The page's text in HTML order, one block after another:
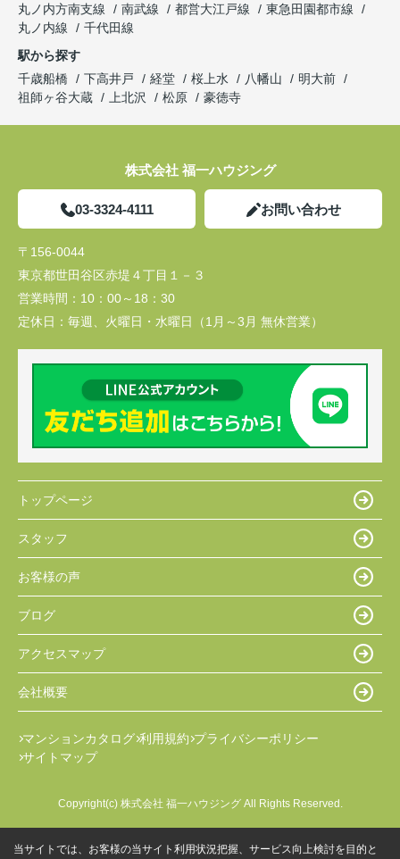
丸ノ内方南支線
南武線 都営大江戸線
東急田園都市線
丸ノ内線
千代田線
駅から探す
千歳船橋
下高井戸 経堂 桜上水 八幡山
明大前
祖師ヶ谷大蔵
上北沢 松原 豪徳寺
株式会社 福一ハウジング
03-3324-4111 お問い合わせ
〒156-0044
東京都世田谷区赤堤４丁目１－３
営業時間： 10：00～18：30
定休日： 毎週、火曜日・水曜日（1月～3月 無休営業）
トップページ
スタッフ
お客様の声
ブログ
アクセスマップ
会社概要
マンションカタログ 利用規約 プライバシーポリシー
サイトマップ
Copyright(c) 株式会社 福一ハウジング All Rights Reserved.
当サイトでは、お客様の当サイト利用状況把握、サービス向上検討を目的と